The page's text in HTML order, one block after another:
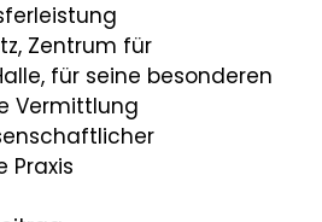
Zentrum für
für seine besonderen
Vermittlung
Praxis